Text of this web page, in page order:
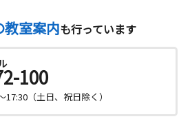
教室案内も行っています
100
17:30（土日、祝日除く）